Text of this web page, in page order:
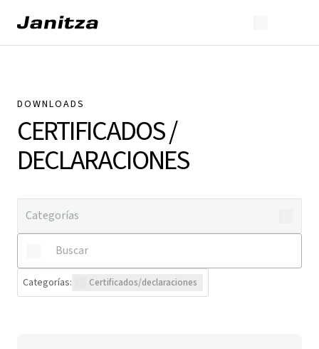
DOWNLOADS
CERTIFICADOS /
DECLARACIONES
Categorías: Certificados/declaraciones